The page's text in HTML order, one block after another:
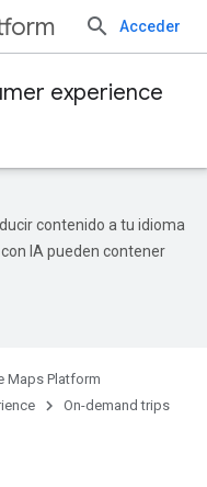
Acceder
experience
contenido a tu idioma
IA pueden contener
Maps Platform
On-demand trips